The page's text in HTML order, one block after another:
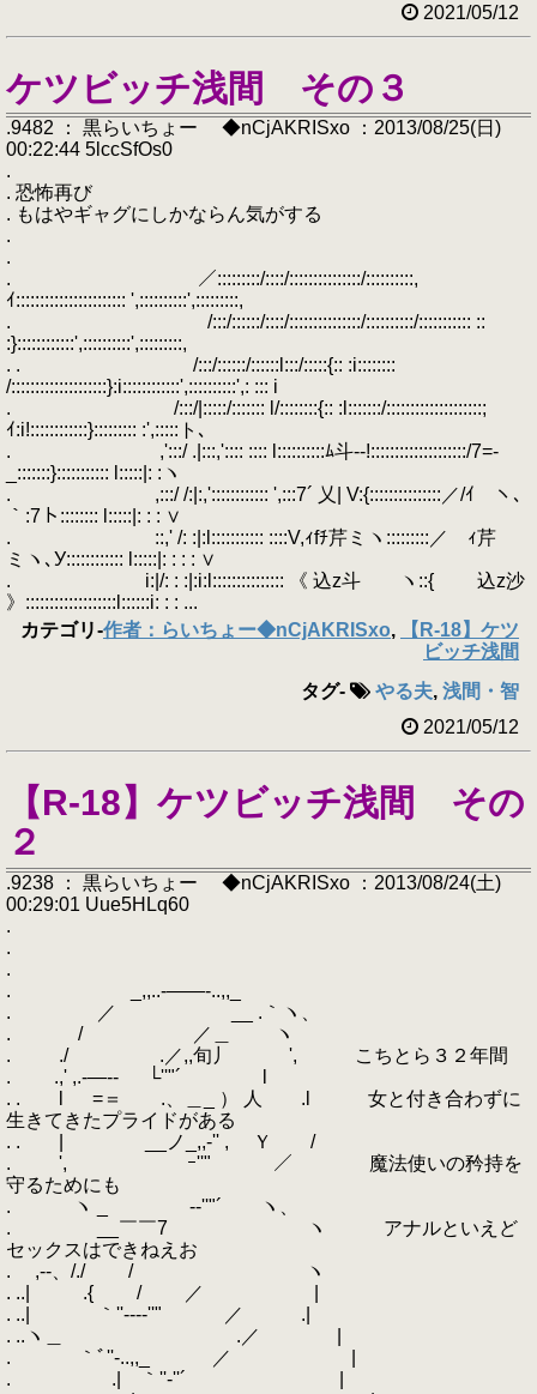
2021/05/12
ケツビッチ浅間 その３
.9482 ： 黒らいちょー ◆nCjAKRISxo ：2013/08/25(日)
00:22:44 5lccSfOs0
.
. 恐怖再び
. もはやギャグにしかならん気がする
.
.
. ／:::::::::/::::/:::::::::::::::/::::::::::,
ｲ::::::::::::::::::::::: ',::::::::::',:::::::::,
. /:::/::::::/::::/:::::::::::::::/::::::::::/::::::::::: ::
:}::::::::::::',::::::::::',:::::::::,
. . /:::/::::::/::::::l:::/:::::{:: :i::::::::
/::::::::::::::::::::}:i::::::::::::',::::::::::',: ::: i
. /:::/|:::::/::::::: l/::::::::{:: :l:::::::/::::::::::::::::::::;
ｲ:i!::::::::::::}::::::::: :',:::::ト､
. ,':::/ .|:::,':::: :::: l::::::::::ﾑ斗-‐!::::::::::::::::::::/7=-
_:::::::}::::::::::: l:::::|: :ヽ
. ,:::/ /:|:,':::::::::::: ',:::7´ 乂| V:{:::::::::::::::／/ｲ ヽ､
｀:7ト:::::::: l:::::|: : : ∨
. ::,' /: :|:l::::::::::: ::::V,ｨfﾁ芹ミヽ:::::::::／ ｨ芹
ミヽ､У:::::::::::: l:::::|: : : : ∨
. i:|/: : :|:i:l::::::::::::::: 《 込z斗 ヽ::{ 込z沙
》:::::::::::::::::::l::::::i: : : ...
カテゴリ-作者：らいちょー◆nCjAKRISxo,
【R-18】ケツ
ビッチ浅間
タグ- やる夫, 浅間・智
2021/05/12
【R-18】ケツビッチ浅間 その
２
.9238 ： 黒らいちょー ◆nCjAKRISxo ：2013/08/24(土)
00:29:01 Uue5HLq60
.
.
.
. _,,..-――-..,,_
. ／ __ .｀ヽ、
. / ／＿ ヽ
. ./ .／,,旬丿 ', こちとら３２年間
. .,' ,.-―‐- └''"´ l
. . l =＝ .、＿_ ） 人 .l 女と付き合わずに
生きてきたプライドがある
. . | ゝ__ノ_,,-'' , Ｙ /
. ', ｰ''" ／ 魔法使いの矜持を
守るためにも
. ヽ _ -‐''"´ ヽ、
. __￣￣7 ヽ アナルといえど
セックスはできねえお
. ,--、/./ / ヽ
. ..| .{ / ／ |
. ..| ｀''‐‐--''" ／ .|
. ..ヽ＿ .／ |
. ｀ﾞ''-..,,_ ／ |
. .| ｀''‐''´ |